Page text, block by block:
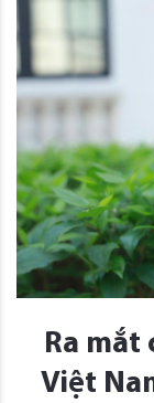
Ra mắt
Việt